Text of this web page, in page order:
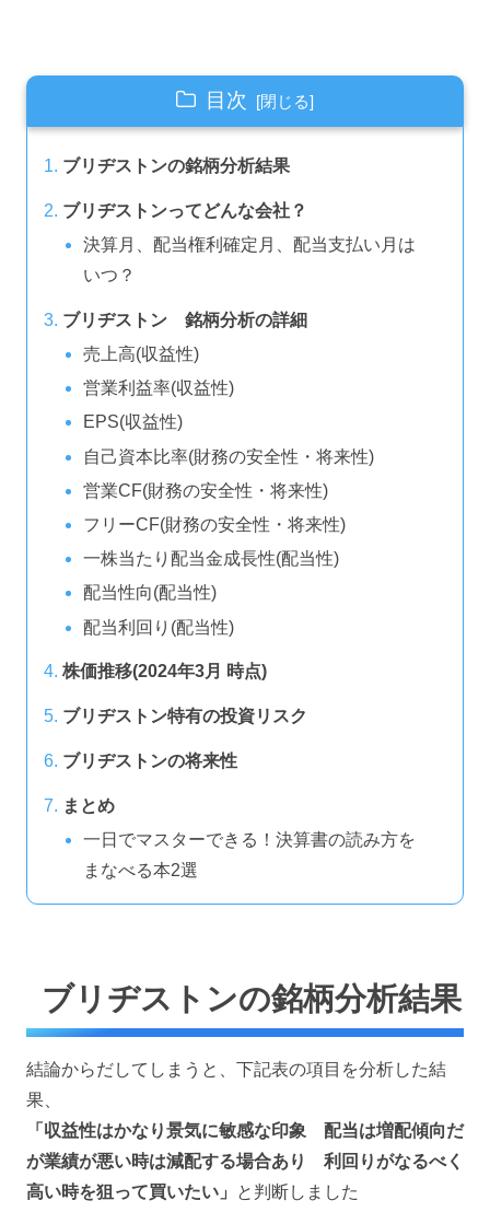
目次
ブリヂストンの銘柄分析結果
ブリヂストンってどんな会社？
決算月、配当権利確定月、配当支払い月は
いつ？
ブリヂストン 銘柄分析の詳細
売上高(収益性)
営業利益率(収益性)
EPS(収益性)
自己資本比率(財務の安全性・将来性)
営業CF(財務の安全性・将来性)
フリーCF(財務の安全性・将来性)
一株当たり配当金成長性(配当性)
配当性向(配当性)
配当利回り(配当性)
株価推移(2024年3月 時点)
ブリヂストン特有の投資リスク
ブリヂストンの将来性
まとめ
一日でマスターできる！決算書の読み方を
まなべる本2選
ブリヂストンの銘柄分析結果
結論からだしてしまうと、下記表の項目を分析した結
果、
「収益性はかなり景気に敏感な印象 配当は増配傾向だ
が業績が悪い時は減配する場合あり 利回りがなるべく
高い時を狙って買いたい 」 と判断しました